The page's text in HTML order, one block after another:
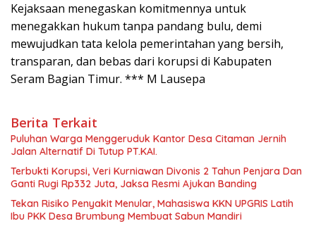
Kejaksaan menegaskan komitmennya untuk
menegakkan hukum tanpa pandang bulu, demi
mewujudkan tata kelola pemerintahan yang bersih,
transparan, dan bebas dari korupsi di Kabupaten
Seram Bagian Timur. *** M Lausepa
Berita Terkait
Puluhan Warga Menggeruduk Kantor Desa Citaman Jernih
Jalan Alternatif Di Tutup PT.KAI.
Terbukti Korupsi, Veri Kurniawan Divonis 2 Tahun Penjara Dan
Ganti Rugi Rp332 Juta, Jaksa Resmi Ajukan Banding
Tekan Risiko Penyakit Menular, Mahasiswa KKN UPGRIS Latih
Ibu PKK Desa Brumbung Membuat Sabun Mandiri